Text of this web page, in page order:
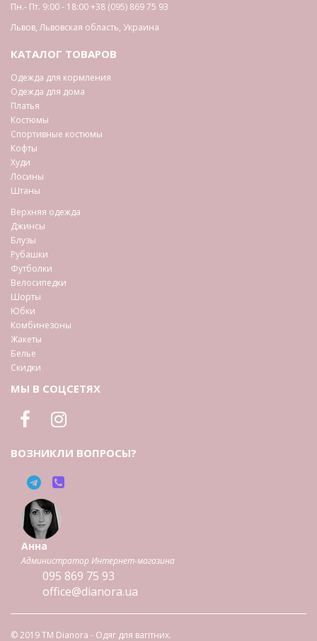
Пн.- Пт. 9:00 - 18:00+38 (095) 869 75 93
Львов,Львовская область, Украина
КАТАЛОГ ТОВАРОВ
Одежда для кормления
Одежда для дома
Платья
Костюмы
Спортивные костюмы
Кофты
Худи
Лосины
Штаны
Верхняя одежда
Джинсы
Блузы
Рубашки
Футболки
Велосипедки
Шорты
Юбки
Комбинезоны
Жакеты
Белье
Скидки
МЫ В СОЦСЕТЯХ
ВОЗНИКЛИ ВОПРОСЫ?
Анна
Администратор Интернет-магазина
095 869 75 93
office@dianora.ua
© 2019 TM Dianora - Одяг для вагітних.